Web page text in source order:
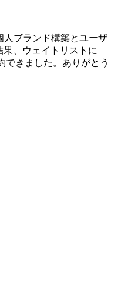
ブランド構築とユーザ
、ウェイトリストに
できました。ありがとう